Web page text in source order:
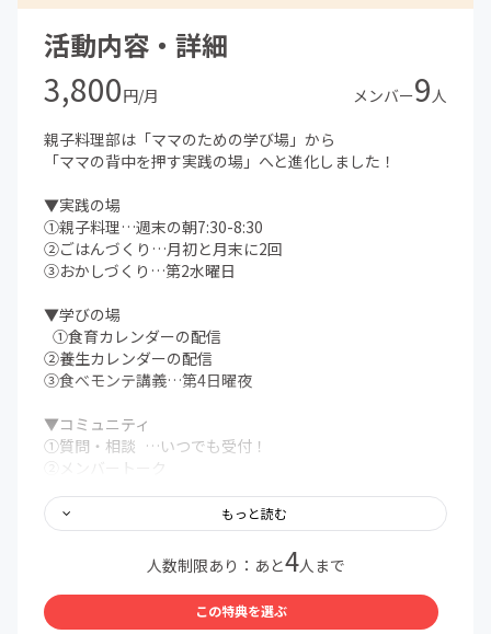
活動内容・詳細
3,800円/月 メンバー9人
親子料理部は「ママのための学び場」から
「ママの背中を押す実践の場」へと進化しました！
▼実践の場
①親子料理…週末の朝7:30-8:30
②ごはんづくり…月初と月末に2回
③おかしづくり…第2水曜日
▼学びの場
①食育カレンダーの配信
②養生カレンダーの配信
③食べモンテ講義…第4日曜夜
▼コミュニティ
①質問・相談 …いつでも受付！
②メンバートーク
…and more!
＊コミュニティ内ではLINEを使用します。注意事項をよく
読みご参加ください。
＊「初月無料」の適用は入会月末となります。翌月1日よ
もっと読む
人数制限あり：あと4人まで
この特典を選ぶ